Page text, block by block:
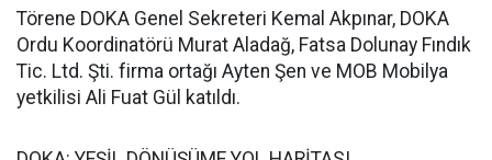
Törene DOKA Genel Sekreteri Kemal Akpınar, DOKA
Ordu Koordinatörü Murat Aladağ, Fatsa Dolunay Fındık
Tic. Ltd. Şti. firma ortağı Ayten Şen ve MOB Mobilya
yetkilisi Ali Fuat Gül katıldı.